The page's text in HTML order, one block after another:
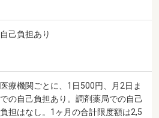
自己負担あり
医療機関ごとに、1日500円、月2日ま
での自己負担あり。調剤薬局での自己
負担はなし。1ヶ月の合計限度額は2,5